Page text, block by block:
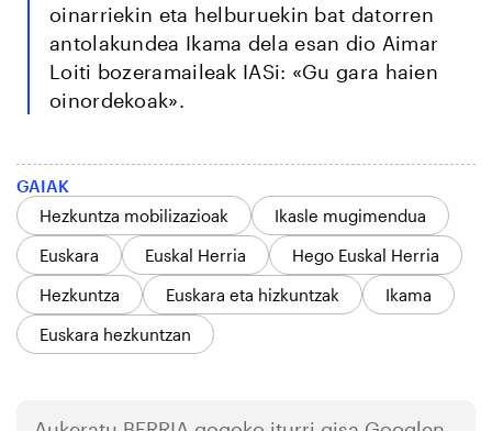
oinarriekin eta helburuekin bat datorren
antolakundea Ikama dela esan dio Aimar
Loiti bozeramaileak IASi: «Gu gara haien
oinordekoak».
GAIAK
Hezkuntza mobilizazioak
Ikasle mugimendua
Euskara
Euskal Herria
Hego Euskal Herria
Hezkuntza
Euskara eta hizkuntzak
Ikama
Euskara hezkuntzan